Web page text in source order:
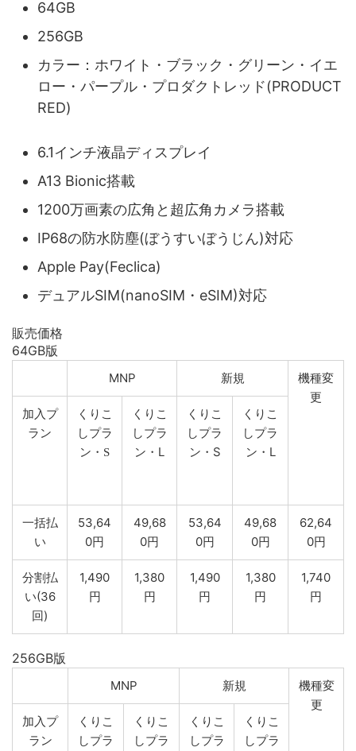
64GB
256GB
カラー：ホワイト・ブラック・グリーン・イエ
ロー・パープル・プロダクトレッド(PRODUCT
RED)
6.1インチ液晶ディスプレイ
A13 Bionic搭載
1200万画素の広角と超広角カメラ搭載
IP68の防水防塵(ぼうすいぼうじん)対応
Apple Pay(Feclica)
デュアルSIM(nanoSIM・eSIM)対応
販売価格
64GB版
MNP 新規
機種変
更
加入プ
ラン
くりこ
しプラ
ン・S
くりこ
しプラ
ン・L
くりこ
しプラ
ン・S
くりこ
しプラ
ン・L
一括払
い
53,64
0円
49,68
0円
53,64
0円
49,68
0円
62,64
0円
分割払
い(36
回)
1,490
円
1,380
円
1,490
円
1,380
円
1,740
円
256GB版
MNP 新規
機種変
更
加入プ
ラン
くりこ
しプラ
くりこ
しプラ
くりこ
しプラ
くりこ
しプラ